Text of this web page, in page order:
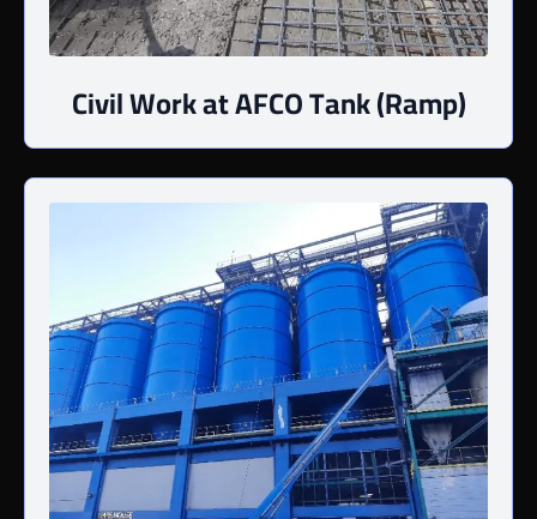
Civil Work at AFCO Tank (Ramp)